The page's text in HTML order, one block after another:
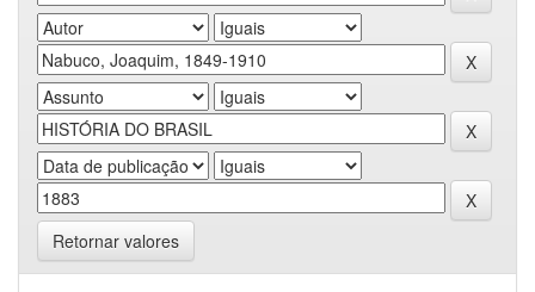
Retornar valores